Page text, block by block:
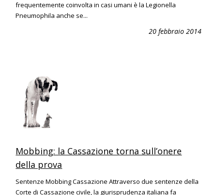
frequentemente coinvolta in casi umani è la Legionella
Pneumophila anche se...
20 febbraio 2014
Mobbing: la Cassazione torna sull’onere
della prova
Sentenze Mobbing Cassazione Attraverso due sentenze della
Corte di Cassazione civile, la giurisprudenza italiana fa